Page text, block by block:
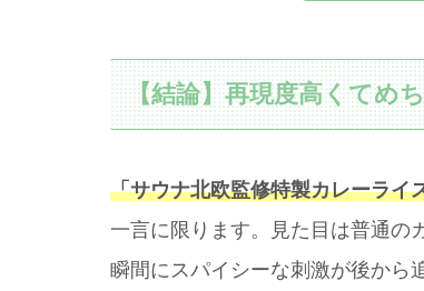
【結論】再現度高くてめ
「サウナ北欧監修特製カレーライ
一言に限ります。見た目は普通の
瞬間にスパイシーな刺激が後から